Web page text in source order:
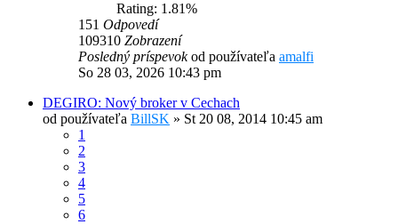
Rating: 1.81%
151 Odpovedí
109310 Zobrazení
Posledný príspevokod používateľa amalfi
So 28 03, 2026 10:43 pm
DEGIRO: Nový broker v Cechach
od používateľa BillSK » St 20 08, 2014 10:45 am
1
2
3
4
5
6